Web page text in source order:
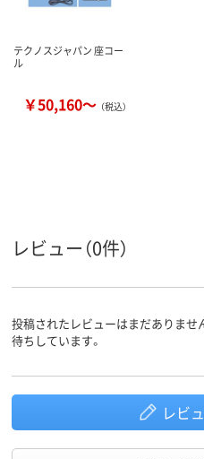
テクノスジャパン 座コー
ル
￥50,160～ （税込）
レビュー（0件）
投稿されたレビューはまだありませ
待ちしています。
レビ